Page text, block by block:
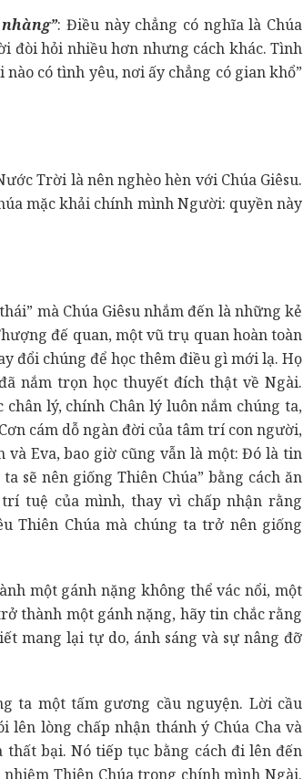
: Điều này chẳng có nghĩa là Chúa
đòi hỏi nhiều hơn nhưng cách khác. Tình
có tình yêu, nơi ấy chẳng có gian khổ”
Trời là nên nghèo hèn với Chúa Giêsu.
mặc khải chính mình Người: quyền này
mà Chúa Giêsu nhắm đến là những kẻ
đế quan, một vũ trụ quan hoàn toàn
đổi chúng để học thêm điều gì mới lạ. Họ
nắm trọn học thuyết đích thật về Ngài.
lý, chính Chân lý luôn nắm chúng ta,
cám dỗ ngàn đời của tâm trí con người,
Eva, bao giờ cũng vẫn là một: Đó là tin
sẽ nên giống Thiên Chúa” bằng cách ăn
tuệ của mình, thay vì chấp nhận rằng
Thiên Chúa mà chúng ta trở nên giống
một gánh nặng không thể vác nổi, một
thành một gánh nặng, hãy tin chắc rằng
mang lại tự do, ánh sáng và sự nâng đỡ
ta một tấm gương cầu nguyện. Lời cầu
lòng chấp nhận thánh ý Chúa Cha và
bại. Nó tiếp tục bằng cách đi lên đến
Thiên Chúa trong chính mình Ngài.